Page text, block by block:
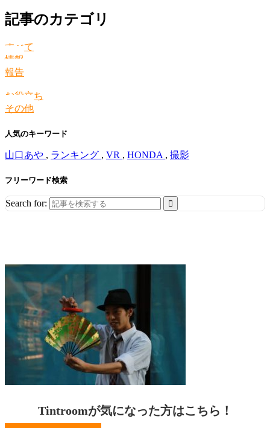
記事のカテゴリ
すべて
情報
報告
お役立ち
その他
人気のキーワード
山口あや , ランキング , VR , HONDA , 撮影
フリーワード検索
Search for:
Tintroomが気になった方はこちら！